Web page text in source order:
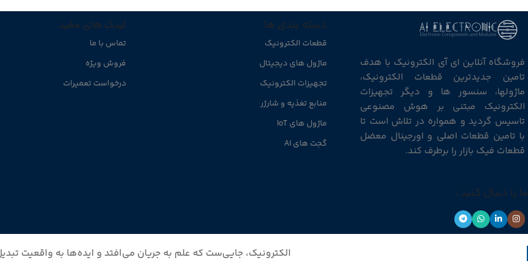
فروشگاه آنلاین ای آی الکترونیک با هدف
تامین جدیدترین قطعات الکترونیک،
ماژولها، سنسور ها و دیگر تجهیزات
الکترونیک مبتنی بر هوش مصنوعی
تاسیس گردید و همواره در تلاش است تا
با تامین قطعات اصلی و اورجینال معضل
قطعات فیک بازار را برطرف کند.
ما را دنبال کنید :
دسته بندی ها
قطعات الکترونیک
ماژول های دیجیتال
تجهیزات الکترونیک
منابع تغذیه و شارژر
ماژول های IoT
گجت های AI
لینک های مفید
تماس با ما
فروش ویژه
درخواست تعمیرات
الکترونیک، جایی‌ست که علم به جریان می‌افتد و ایده‌ها به واقعیت